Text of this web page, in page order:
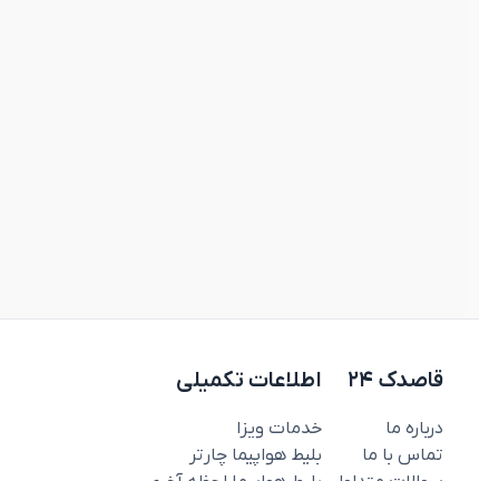
قاصدک ۲۴
درباره ما
تماس با ما
اطلاعات تکمیلی
خدمات ویزا
بلیط هواپیما چارتر